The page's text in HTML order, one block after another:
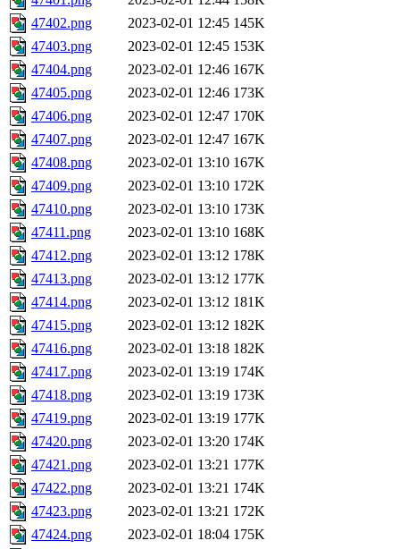
47402.png
2023-02-01 12:45 145K
47403.png
2023-02-01 12:45 153K
47404.png
2023-02-01 12:46 167K
47405.png
2023-02-01 12:46 173K
47406.png
2023-02-01 12:47 170K
47407.png
2023-02-01 12:47 167K
47408.png
2023-02-01 13:10 167K
47409.png
2023-02-01 13:10 172K
47410.png
2023-02-01 13:10 173K
47411.png
2023-02-01 13:10 168K
47412.png
2023-02-01 13:12 178K
47413.png
2023-02-01 13:12 177K
47414.png
2023-02-01 13:12 181K
47415.png
2023-02-01 13:12 182K
47416.png
2023-02-01 13:18 182K
47417.png
2023-02-01 13:19 174K
47418.png
2023-02-01 13:19 173K
47419.png
2023-02-01 13:19 177K
47420.png
2023-02-01 13:20 174K
47421.png
2023-02-01 13:21 177K
47422.png
2023-02-01 13:21 174K
47423.png
2023-02-01 13:21 172K
47424.png
2023-02-01 18:04 175K